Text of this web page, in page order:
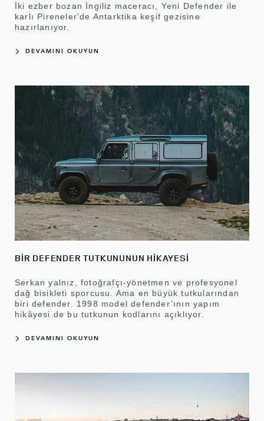
İki ezber bozan İngiliz maceracı, Yeni Defender ile
karlı Pireneler'de Antarktika keşif gezisine
hazırlanıyor.
DEVAMINI OKUYUN
BİR DEFENDER TUTKUNUNUN HİKAYESİ
Serkan yalnız, fotoğrafçı-yönetmen ve profesyonel
dağ bisikleti sporcusu. Ama en büyük tutkularından
biri defender. 1998 model defender’ının yapım
hikâyesi de bu tutkunun kodlarını açıklıyor.
DEVAMINI OKUYUN